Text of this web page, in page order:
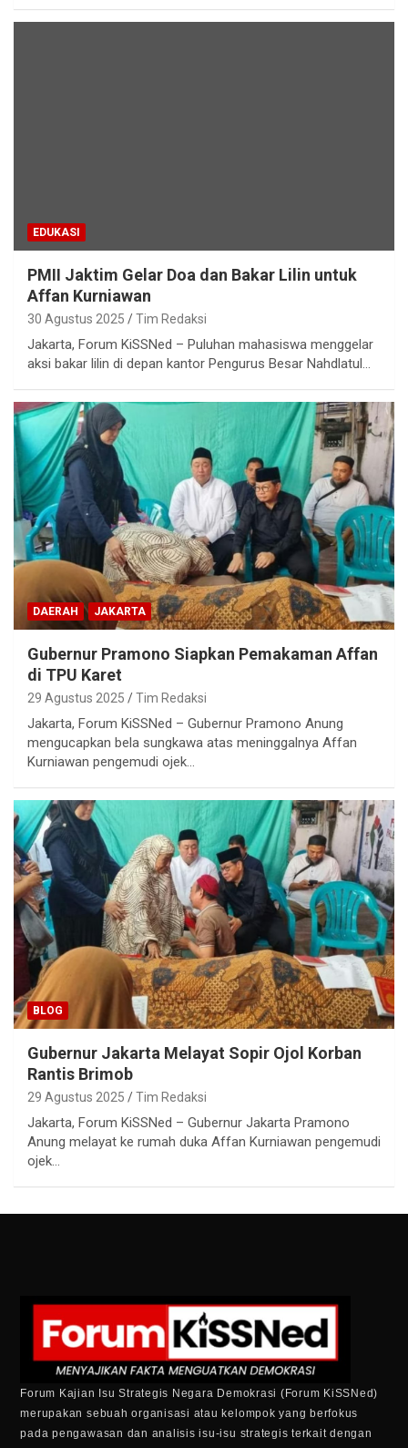
EDUKASI
PMII Jaktim Gelar Doa dan Bakar Lilin untuk
Affan Kurniawan
30 Agustus 2025 Tim Redaksi
Jakarta, Forum KiSSNed – Puluhan mahasiswa menggelar
aksi bakar lilin di depan kantor Pengurus Besar Nahdlatul…
DAERAH JAKARTA
Gubernur Pramono Siapkan Pemakaman Affan
di TPU Karet
29 Agustus 2025 Tim Redaksi
Jakarta, Forum KiSSNed – Gubernur Pramono Anung
mengucapkan bela sungkawa atas meninggalnya Affan
Kurniawan pengemudi ojek…
BLOG
Gubernur Jakarta Melayat Sopir Ojol Korban
Rantis Brimob
29 Agustus 2025 Tim Redaksi
Jakarta, Forum KiSSNed – Gubernur Jakarta Pramono
Anung melayat ke rumah duka Affan Kurniawan pengemudi
ojek…
Forum Kajian Isu Strategis Negara Demokrasi (Forum KiSSNed)
merupakan sebuah organisasi atau kelompok yang berfokus
pada pengawasan dan analisis isu-isu strategis terkait dengan